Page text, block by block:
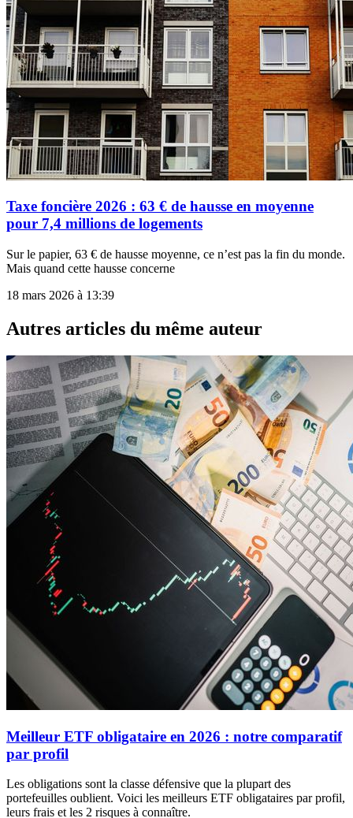
Taxe foncière 2026 : 63 € de hausse en moyenne
pour 7,4 millions de logements
Sur le papier, 63 € de hausse moyenne, ce n’est pas la fin du monde.
Mais quand cette hausse concerne
18 mars 2026 à 13:39
Autres articles du même auteur
Meilleur ETF obligataire en 2026 : notre comparatif
par profil
Les obligations sont la classe défensive que la plupart des
portefeuilles oublient. Voici les meilleurs ETF obligataires par profil,
leurs frais et les 2 risques à connaître.